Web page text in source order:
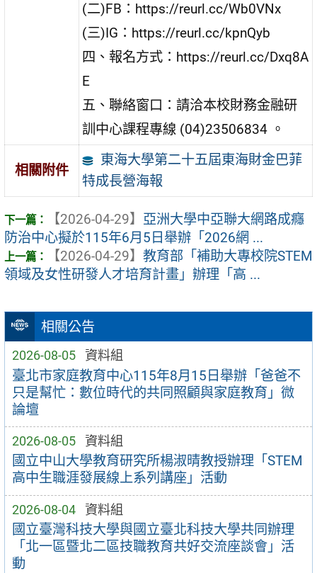
相關公告
2026-08-05 資料組
臺北市家庭教育中心115年8月15日舉辦「爸爸不
只是幫忙：數位時代的共同照顧與家庭教育」微
論壇
2026-08-05 資料組
國立中山大學教育研究所楊淑晴教授辦理「STEM
高中生職涯發展線上系列講座」活動
2026-08-04 資料組
國立臺灣科技大學與國立臺北科技大學共同辦理
「北一區暨北二區技職教育共好交流座談會」活
動
(二)FB：https://reurl.cc/Wb0VNx
(三)IG：https://reurl.cc/kpnQyb
四、報名方式：https://reurl.cc/Dxq8A
E
五、聯絡窗口：請洽本校財務金融研
訓中心課程專線 (04)23506834 。
相關附件
東海大學第二十五屆東海財金巴菲
特成長營海報
【2026-04-29】 亞洲大學中亞聯大網路成癮
防治中心擬於115年6月5日舉辦「2026網 ...
【2026-04-29】 教育部「補助大專校院STEM
領域及女性研發人才培育計畫」辦理「高 ...